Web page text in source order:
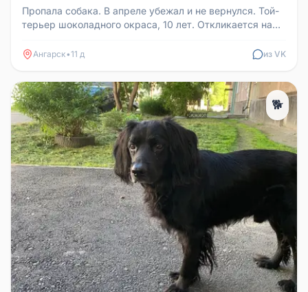
Пропала собака. В апреле убежал и не вернулся. Той-
терьер шоколадного окраса, 10 лет. Откликается на
Ангарск•11 д из VK
🐕